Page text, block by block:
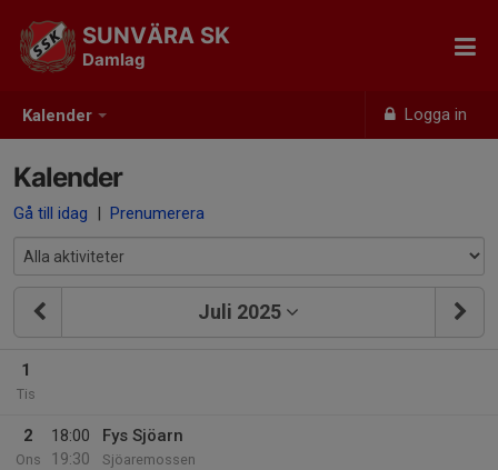
Kalender Logga in
SUNVÄRA SK
Damlag
Kalender
Gå till idag | Prenumerera
Juli 2025
1
Tis
2
Ons
18:00
19:30
Fys Sjöarn
Sjöaremossen